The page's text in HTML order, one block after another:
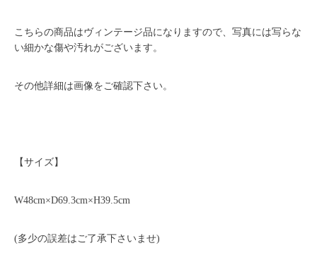
こちらの商品はヴィンテージ品になりますので、写真には写らな
い細かな傷や汚れがございます。
その他詳細は画像をご確認下さい。
【サイズ】
W48cm×D69.3cm×H39.5cm
(多少の誤差はご了承下さいませ)